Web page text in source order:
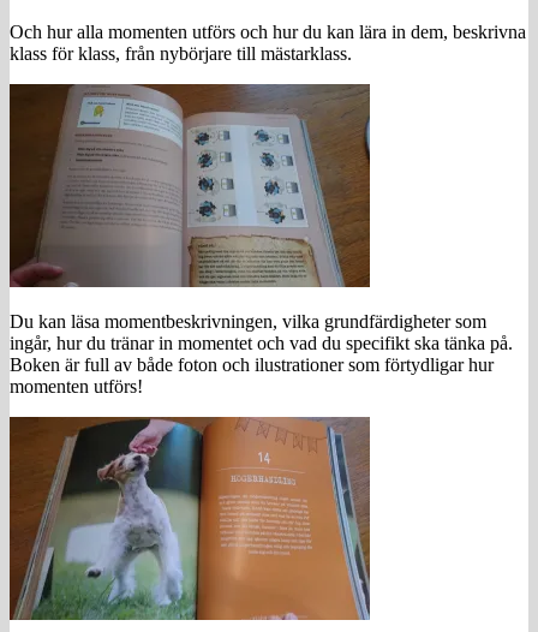
Och hur alla momenten utförs och hur du kan lära in dem, beskrivna
klass för klass, från nybörjare till mästarklass.
Du kan läsa momentbeskrivningen, vilka grundfärdigheter som
ingår, hur du tränar in momentet och vad du specifikt ska tänka på.
Boken är full av både foton och ilustrationer som förtydligar hur
momenten utförs!